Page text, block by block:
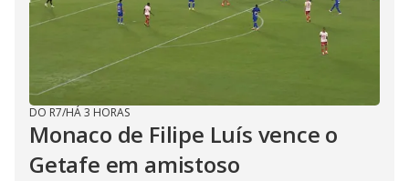
DO R7/HÁ 3 HORAS
Monaco de Filipe Luís vence o
Getafe em amistoso